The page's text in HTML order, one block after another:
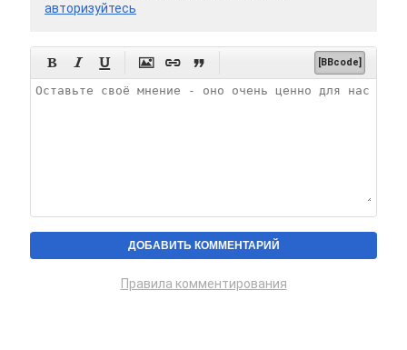
авторизуйтесь
      [BBcode]
Правила комментирования